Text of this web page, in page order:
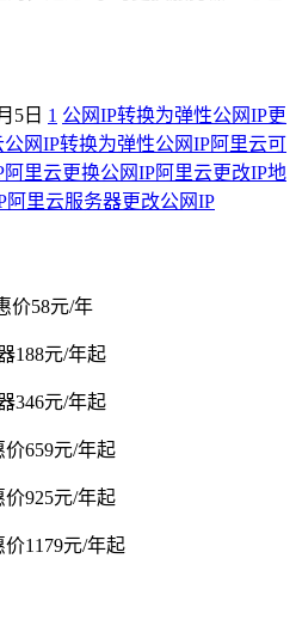
5日 1 公网IP转换为弹性公网IP更
公网IP转换为弹性公网IP阿里云可
阿里云更换公网IP阿里云更改IP地
阿里云服务器更改公网IP
价58元/年
188元/年起
346元/年起
价659元/年起
价925元/年起
价1179元/年起